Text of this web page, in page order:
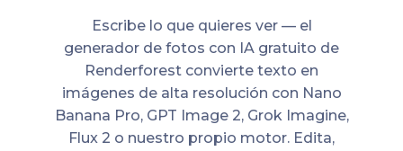
Escribe lo que quieres ver — el
generador de fotos con IA gratuito de
Renderforest convierte texto en
imágenes de alta resolución con Nano
Banana Pro, GPT Image 2, Grok Imagine,
Flux 2 o nuestro propio motor. Edita,